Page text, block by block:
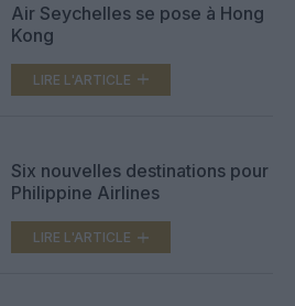
Air Seychelles se pose à Hong
Kong
LIRE L'ARTICLE
Six nouvelles destinations pour
Philippine Airlines
LIRE L'ARTICLE